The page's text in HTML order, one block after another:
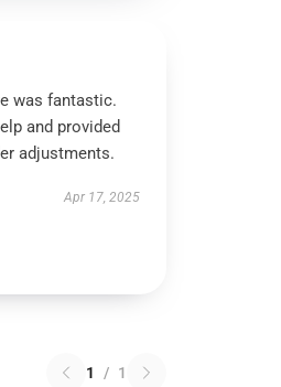
was fantastic.
and provided
adjustments.
Apr 17, 2025
1 / 1